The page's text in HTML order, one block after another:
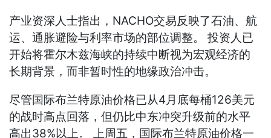
产业资深人士指出，NACHO交易反映了石油、航
运、通胀避险与利率市场的部位调整。 投资人已
开始将霍尔木兹海峡的持续中断视为宏观经济的
长期背景，而非暂时性的地缘政治冲击。
尽管国际布兰特原油价格已从4月底每桶126美元
的战时高点回落，但仍比中东冲突升级前的水平
高出38%以上。 上周五，国际布兰特原油价格一